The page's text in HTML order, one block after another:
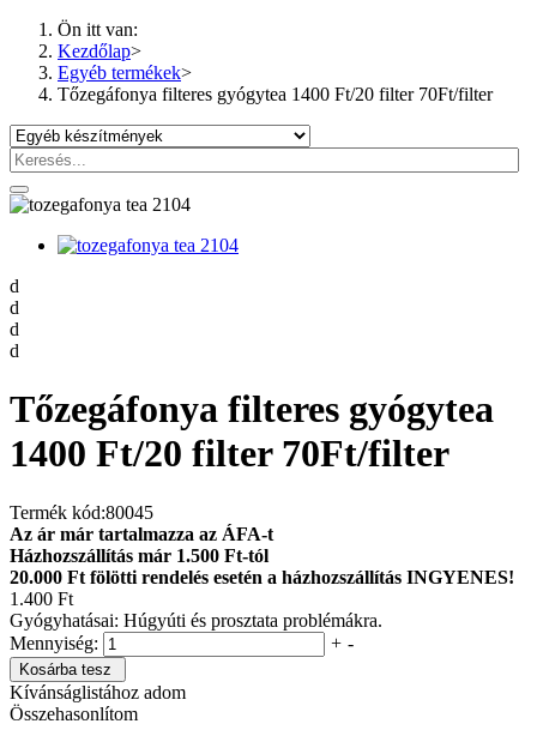
Ön itt van:
Kezdőlap>
Egyéb termékek>
Tőzegáfonya filteres gyógytea 1400 Ft/20 filter 70Ft/filter
d
d
d
d
Tőzegáfonya filteres gyógytea
1400 Ft/20 filter 70Ft/filter
Termék kód:80045
Az ár már tartalmazza az ÁFA-t
Házhozszállítás már 1.500 Ft-tól
20.000 Ft fölötti rendelés esetén a házhozszállítás INGYENES!
1.400 Ft
Gyógyhatásai: Húgyúti és prosztata problémákra.
Mennyiség:
+ -
Kosárba tesz
Kívánságlistához adom
Összehasonlítom